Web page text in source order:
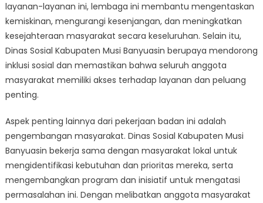
layanan-layanan ini, lembaga ini membantu mengentaskan
kemiskinan, mengurangi kesenjangan, dan meningkatkan
kesejahteraan masyarakat secara keseluruhan. Selain itu,
Dinas Sosial Kabupaten Musi Banyuasin berupaya mendorong
inklusi sosial dan memastikan bahwa seluruh anggota
masyarakat memiliki akses terhadap layanan dan peluang
penting.
Aspek penting lainnya dari pekerjaan badan ini adalah
pengembangan masyarakat. Dinas Sosial Kabupaten Musi
Banyuasin bekerja sama dengan masyarakat lokal untuk
mengidentifikasi kebutuhan dan prioritas mereka, serta
mengembangkan program dan inisiatif untuk mengatasi
permasalahan ini. Dengan melibatkan anggota masyarakat